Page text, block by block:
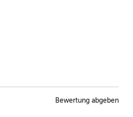
Bewertung abgeben